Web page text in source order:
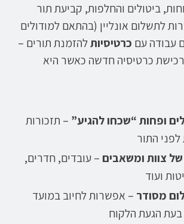
ביטולים והחלפות, קביעת תור
לתשלום אונליין (בהתאם למודולים
עבודה עם כרטיסיותלהזמנת תורים –
כרטיסיה חדשה כאשר היא
ופחות “שכחו להגיע” – תזכורות
לפני התור
צוות ומשאבים – עובדים, חדרים,
ועוד
מסודר – אפשרות לחיוב במועד
בעת הגעת הלקוח